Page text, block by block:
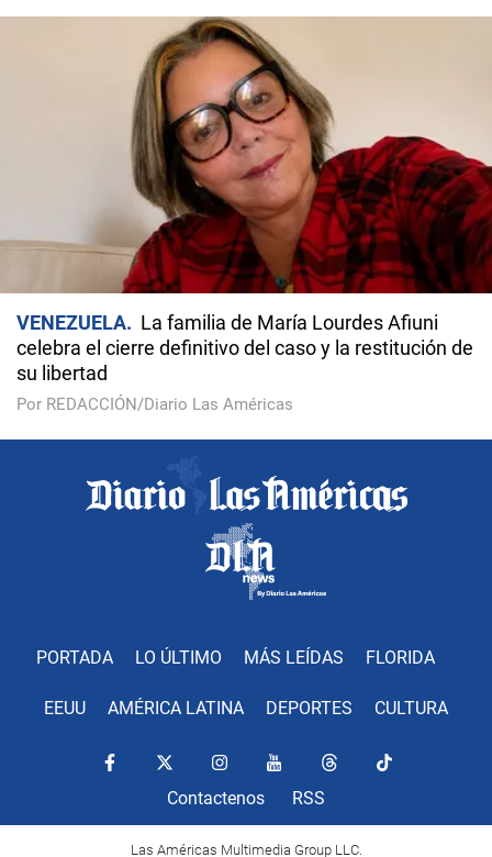
VENEZUELA
La familia de María Lourdes Afiuni
celebra el cierre definitivo del caso y la restitución de
su libertad
Por REDACCIÓN/Diario Las Américas
PORTADA LO ÚLTIMO MÁS LEÍDAS FLORIDA
EEUU AMÉRICA LATINA DEPORTES CULTURA
Contactenos RSS
Las Américas Multimedia Group LLC.